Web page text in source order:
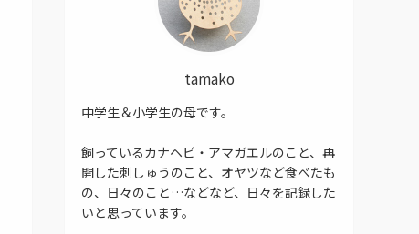
tamako
中学生＆小学生の母です。
飼っているカナヘビ・アマガエルのこと、再
開した刺しゅうのこと、オヤツなど食べたも
の、日々のこと…などなど、日々を記録した
いと思っています。